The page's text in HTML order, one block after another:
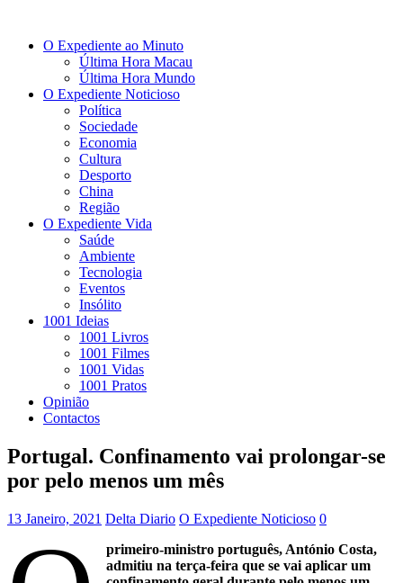
O Expediente ao Minuto
Última Hora Macau
Última Hora Mundo
O Expediente Noticioso
Política
Sociedade
Economia
Cultura
Desporto
China
Região
O Expediente Vida
Saúde
Ambiente
Tecnologia
Eventos
Insólito
1001 Ideias
1001 Livros
1001 Filmes
1001 Vidas
1001 Pratos
Opinião
Contactos
Portugal. Confinamento vai prolongar-se
por pelo menos um mês
13 Janeiro, 2021 Delta Diario O Expediente Noticioso 0
primeiro-ministro português, António Costa,
admitiu na terça-feira que se vai aplicar um